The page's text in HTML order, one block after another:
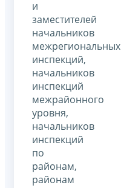
и
заместителей
начальников
межрегиональных
инспекций,
начальников
инспекций
межрайонного
уровня,
начальников
инспекций
по
районам,
районам